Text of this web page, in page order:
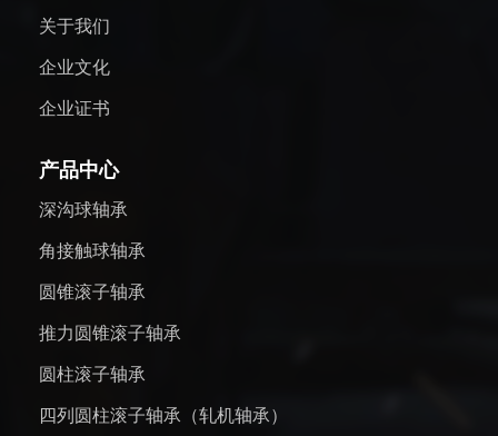
关于我们
企业文化
企业证书
产品中心
深沟球轴承
角接触球轴承
圆锥滚子轴承
推力圆锥滚子轴承
圆柱滚子轴承
四列圆柱滚子轴承（轧机轴承）